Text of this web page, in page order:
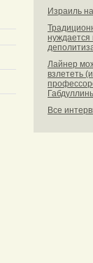
Израиль
нуждается
Лайнер
взлететь
Все